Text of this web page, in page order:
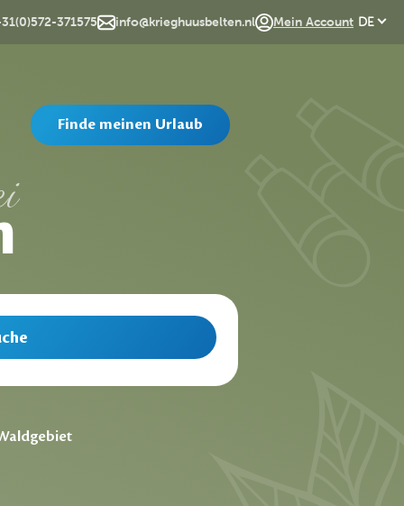
371575 info@krieghuusbelten.nl Mein Account DE
EN
Finde meinen Urlaub